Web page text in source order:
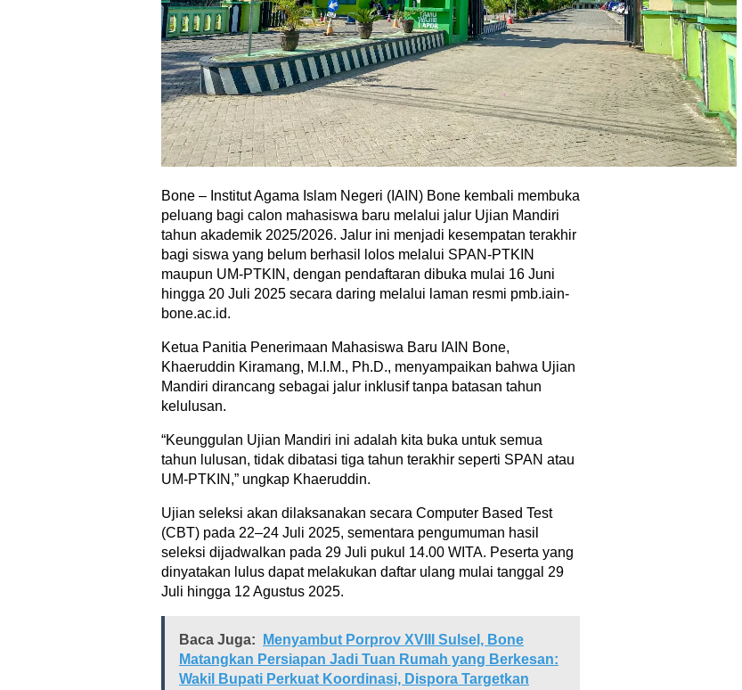
Bone – Institut Agama Islam Negeri (IAIN) Bone kembali membuka
peluang bagi calon mahasiswa baru melalui jalur Ujian Mandiri
tahun akademik 2025/2026. Jalur ini menjadi kesempatan terakhir
bagi siswa yang belum berhasil lolos melalui SPAN-PTKIN
maupun UM-PTKIN, dengan pendaftaran dibuka mulai 16 Juni
hingga 20 Juli 2025 secara daring melalui laman resmi pmb.iain-
bone.ac.id.
Ketua Panitia Penerimaan Mahasiswa Baru IAIN Bone,
Khaeruddin Kiramang, M.I.M., Ph.D., menyampaikan bahwa Ujian
Mandiri dirancang sebagai jalur inklusif tanpa batasan tahun
kelulusan.
“Keunggulan Ujian Mandiri ini adalah kita buka untuk semua
tahun lulusan, tidak dibatasi tiga tahun terakhir seperti SPAN atau
UM-PTKIN,” ungkap Khaeruddin.
Ujian seleksi akan dilaksanakan secara Computer Based Test
(CBT) pada 22–24 Juli 2025, sementara pengumuman hasil
seleksi dijadwalkan pada 29 Juli pukul 14.00 WITA. Peserta yang
dinyatakan lulus dapat melakukan daftar ulang mulai tanggal 29
Juli hingga 12 Agustus 2025.
Baca Juga:
Menyambut Porprov XVIII Sulsel, Bone
Matangkan Persiapan Jadi Tuan Rumah yang Berkesan:
Wakil Bupati Perkuat Koordinasi, Dispora Targetkan